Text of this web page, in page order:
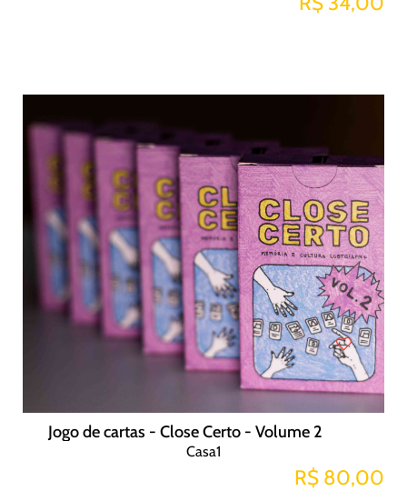
Jogo de cartas - Close Certo - Volume 2
Casa1
R$ 80,00